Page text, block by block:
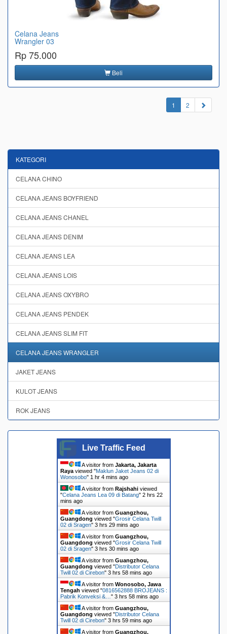
Celana Jeans
Wrangler 03
Rp 75.000
Beli
1 (current)
2
KATEGORI
CELANA CHINO
CELANA JEANS BOYFRIEND
CELANA JEANS CHANEL
CELANA JEANS DENIM
CELANA JEANS LEA
CELANA JEANS LOIS
CELANA JEANS OXYBRO
CELANA JEANS PENDEK
CELANA JEANS SLIM FIT
CELANA JEANS WRANGLER
JAKET JEANS
KULOT JEANS
ROK JEANS
Live Traffic Feed
A visitor from Jakarta, Jakarta
Rayaviewed "Maklun Jaket Jeans 02 di
Wonosobo" 1 hr 4 mins ago
A visitor from Rajshahiviewed
"Celana Jeans Lea 09 di Batang" 2 hrs 22
mins ago
A visitor from Guangzhou,
Guangdong viewed "Grosir Celana Twill
02 di Sragen" 3 hrs 29 mins ago
A visitor from Guangzhou,
Guangdong viewed "Grosir Celana Twill
02 di Sragen" 3 hrs 30 mins ago
A visitor from Guangzhou,
Guangdong viewed "Distributor Celana
Twill 02 di Cirebon" 3 hrs 58 mins ago
A visitor from Wonosobo, Jawa
Tengah viewed "0816562888 BROJEANS :
Pabrik Konveksi &… " 3 hrs 58 mins ago
A visitor from Guangzhou,
Guangdong viewed "Distributor Celana
Twill 02 di Cirebon" 3 hrs 59 mins ago
A visitor from Guangzhou,